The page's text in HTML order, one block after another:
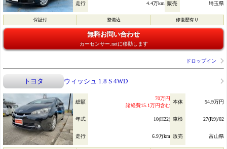
走行 4.4万km 販売 埼玉県
保証付 整備込 修復歴有り
無料お問い合わせ
カーセンサー.netに移動します
ドロップイン
トヨタ ウィッシュ 1.8 S 4WD
総額
70万円
諸経費15.1万円含む
本体 54.9万円
年式 10(H22) 車検 27(R9)/02
走行 6.9万km 販売 富山県